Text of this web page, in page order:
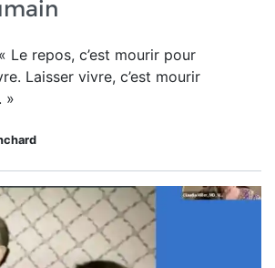
Le repos, c’est mourir pour
Laisser vivre, c’est mourir
»